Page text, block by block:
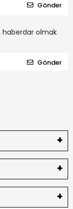
Gönder
haberdar olmak
Gönder